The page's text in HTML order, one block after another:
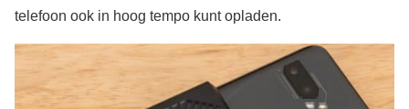
telefoon ook in hoog tempo kunt opladen.